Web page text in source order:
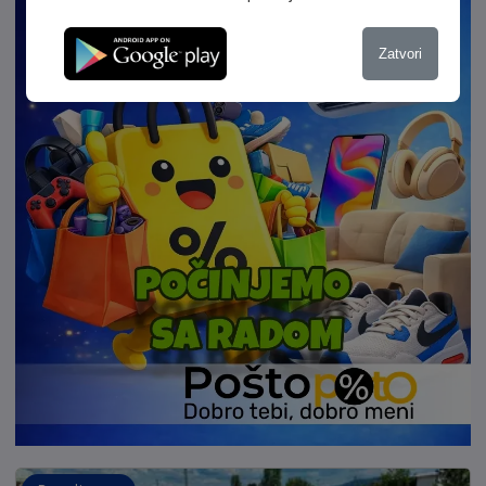
Zatvori